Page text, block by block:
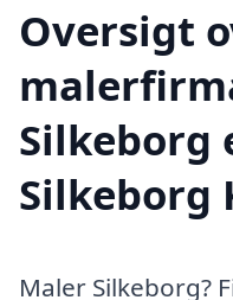
Oversigt
Silkeborg
Silkeborg
Maler Silkeborg?